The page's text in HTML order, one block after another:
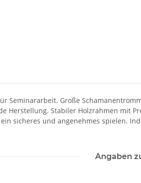
Seminararbeit. Große
Herstellung. Stabiler Holzrahmen mit
sicheres und angenehmes spielen.
Angaben